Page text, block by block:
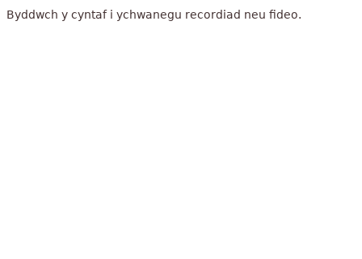
Byddwch y cyntaf i ychwanegu recordiad neu fideo.